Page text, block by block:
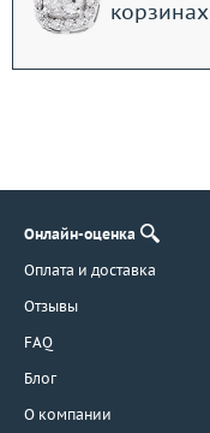
корзинах
Онлайн-оценка
Оплата и доставка
Отзывы
FAQ
Блог
О компании